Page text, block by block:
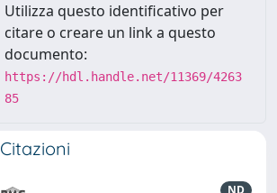
Utilizza questo identificativo per
citare o creare un link a questo
documento:
https://hdl.handle.net/11369/4263
85
Citazioni